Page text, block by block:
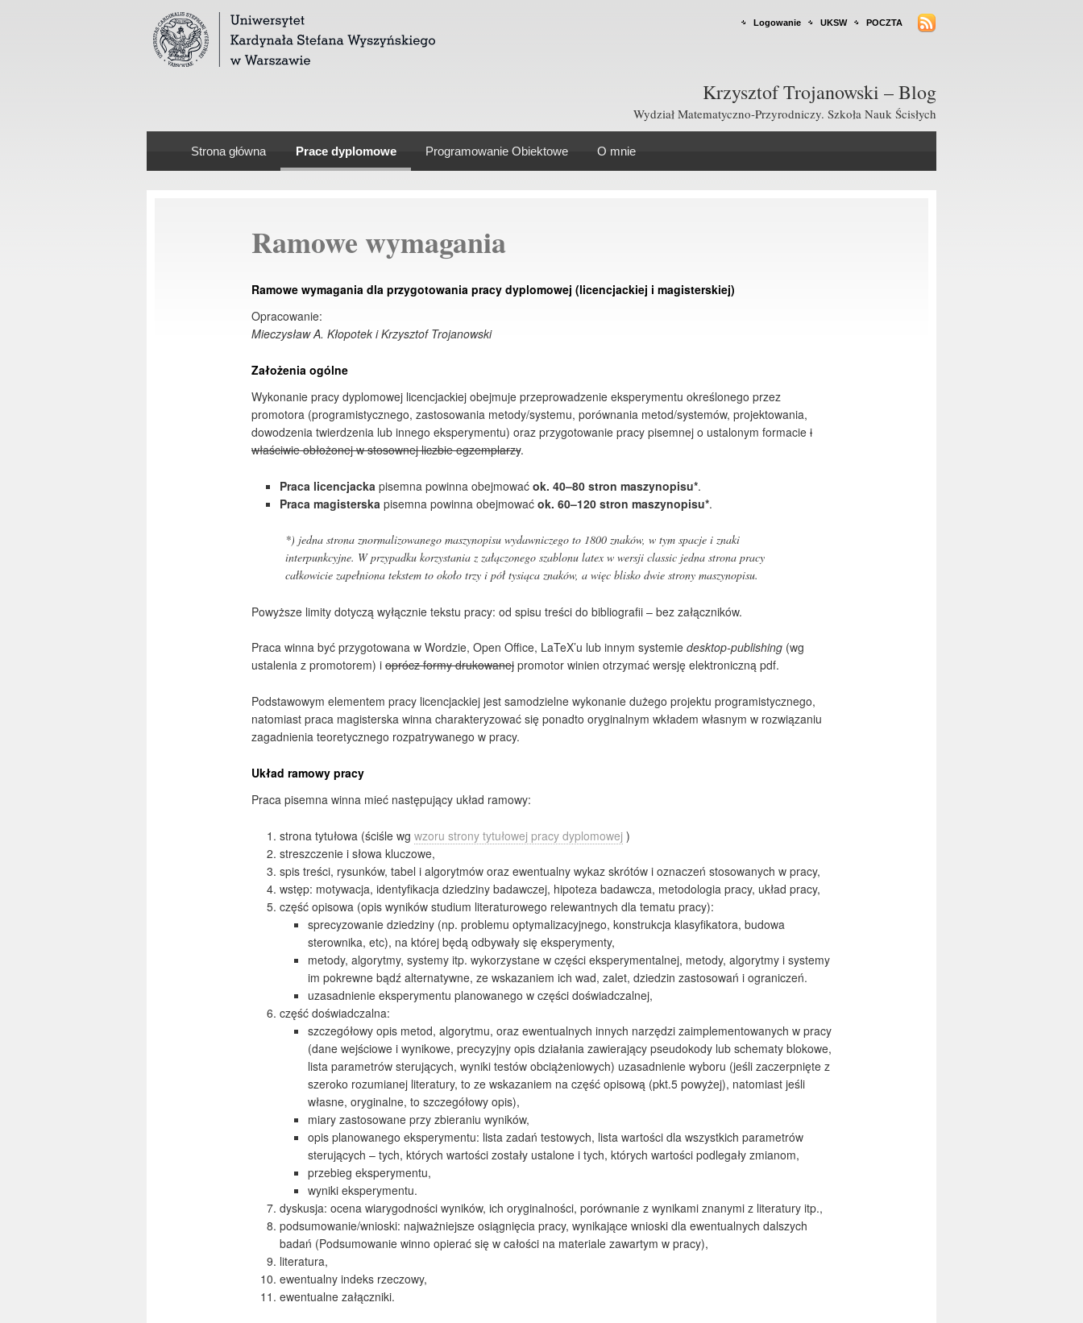
Logowanie UKSW POCZTA
Krzysztof Trojanowski – Blog
Wydział Matematyczno-Przyrodniczy. Szkoła Nauk Ścisłych
Strona główna Prace dyplomowe Programowanie Obiektowe O mnie
Ramowe wymagania
Ramowe wymagania dla przygotowania pracy dyplomowej (licencjackiej i magisterskiej)
Opracowanie:
Mieczysław A. Kłopotek i Krzysztof Trojanowski
Założenia ogólne
Wykonanie pracy dyplomowej licencjackiej obejmuje przeprowadzenie eksperymentu określonego przez
promotora (programistycznego, zastosowania metody/systemu, porównania metod/systemów, projektowania,
dowodzenia twierdzenia lub innego eksperymentu) oraz przygotowanie pracy pisemnej o ustalonym formaciei
właściwie obłożonej w stosownej liczbie egzemplarzy.
Praca licencjacka pisemna powinna obejmowaćok. 40–80 stron maszynopisu*.
Praca magisterska pisemna powinna obejmowaćok. 60–120 stron maszynopisu*.
*) jedna strona znormalizowanego maszynopisu wydawniczego to 1800 znaków, w tym spacje i znaki
interpunkcyjne. W przypadku korzystania z załączonego szablonu latex w wersji classic jedna strona pracy
całkowicie zapełniona tekstem to około trzy i pół tysiąca znaków, a więc blisko dwie strony maszynopisu.
Powyższe limity dotyczą wyłącznie tekstu pracy: od spisu treści do bibliografii – bez załączników.
Praca winna być przygotowana w Wordzie, Open Office, LaTeX’u lub innym systemiedesktop-publishing (wg
ustalenia z promotorem) ioprócz formy drukowanej promotor winien otrzymać wersję elektroniczną pdf.
Podstawowym elementem pracy licencjackiej jest samodzielne wykonanie dużego projektu programistycznego,
natomiast praca magisterska winna charakteryzować się ponadto oryginalnym wkładem własnym w rozwiązaniu
zagadnienia teoretycznego rozpatrywanego w pracy.
Układ ramowy pracy
Praca pisemna winna mieć następujący układ ramowy:
strona tytułowa (ściśle wgwzoru strony tytułowej pracy dyplomowej )
streszczenie i słowa kluczowe,
spis treści, rysunków, tabel i algorytmów oraz ewentualny wykaz skrótów i oznaczeń stosowanych w pracy,
wstęp: motywacja, identyfikacja dziedziny badawczej, hipoteza badawcza, metodologia pracy, układ pracy,
część opisowa (opis wyników studium literaturowego relewantnych dla tematu pracy):
sprecyzowanie dziedziny (np. problemu optymalizacyjnego, konstrukcja klasyfikatora, budowa
sterownika, etc), na której będą odbywały się eksperymenty,
metody, algorytmy, systemy itp. wykorzystane w części eksperymentalnej, metody, algorytmy i systemy
im pokrewne bądź alternatywne, ze wskazaniem ich wad, zalet, dziedzin zastosowań i ograniczeń.
uzasadnienie eksperymentu planowanego w części doświadczalnej,
część doświadczalna:
szczegółowy opis metod, algorytmu, oraz ewentualnych innych narzędzi zaimplementowanych w pracy
(dane wejściowe i wynikowe, precyzyjny opis działania zawierający pseudokody lub schematy blokowe,
lista parametrów sterujących, wyniki testów obciążeniowych) uzasadnienie wyboru (jeśli zaczerpnięte z
szeroko rozumianej literatury, to ze wskazaniem na część opisową (pkt.5 powyżej), natomiast jeśli
własne, oryginalne, to szczegółowy opis),
miary zastosowane przy zbieraniu wyników,
opis planowanego eksperymentu: lista zadań testowych, lista wartości dla wszystkich parametrów
sterujących – tych, których wartości zostały ustalone i tych, których wartości podlegały zmianom,
przebieg eksperymentu,
wyniki eksperymentu.
dyskusja: ocena wiarygodności wyników, ich oryginalności, porównanie z wynikami znanymi z literatury itp.,
podsumowanie/wnioski: najważniejsze osiągnięcia pracy, wynikające wnioski dla ewentualnych dalszych
badań (Podsumowanie winno opierać się w całości na materiale zawartym w pracy),
literatura,
ewentualny indeks rzeczowy,
ewentualne załączniki.